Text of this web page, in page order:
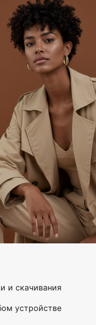
и скачивания
устройстве